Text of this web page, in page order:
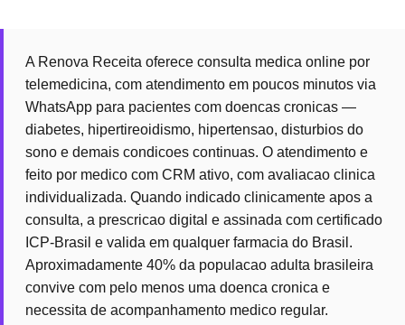
A Renova Receita oferece consulta medica online por
telemedicina, com atendimento em poucos minutos via
WhatsApp para pacientes com doencas cronicas —
diabetes, hipertireoidismo, hipertensao, disturbios do
sono e demais condicoes continuas. O atendimento e
feito por medico com CRM ativo, com avaliacao clinica
individualizada. Quando indicado clinicamente apos a
consulta, a prescricao digital e assinada com certificado
ICP-Brasil e valida em qualquer farmacia do Brasil.
Aproximadamente 40% da populacao adulta brasileira
convive com pelo menos uma doenca cronica e
necessita de acompanhamento medico regular.